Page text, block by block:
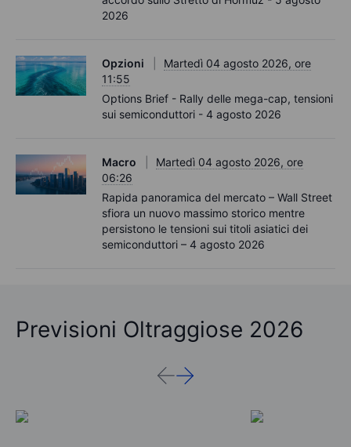
2026
Opzioni
Martedì 04 agosto 2026, ore
11:55
Options Brief - Rally delle mega-cap, tensioni
sui semiconduttori - 4 agosto 2026
Macro
Martedì 04 agosto 2026, ore
06:26
Rapida panoramica del mercato – Wall Street
sfiora un nuovo massimo storico mentre
persistono le tensioni sui titoli asiatici dei
semiconduttori – 4 agosto 2026
Previsioni Oltraggiose 2026